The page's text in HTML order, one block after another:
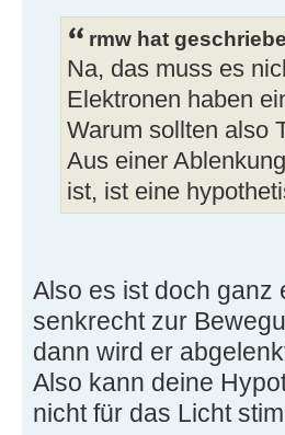
rmw hat
Na, das muss es
Elektronen haben
Warum sollten also
Aus einer
ist, ist eine
Also es ist doch ganz
senkrecht zur
dann wird er
Also kann deine
nicht für das Licht